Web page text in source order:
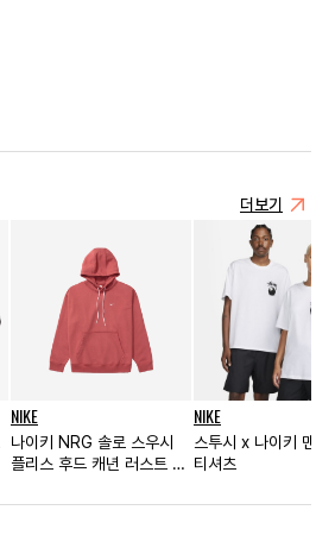
더보기
NIKE
나이키 NRG 솔로 스우시
플리스 후드 캐년 러스트 -
NIKE
스투시 x 나이키 맨
티셔츠